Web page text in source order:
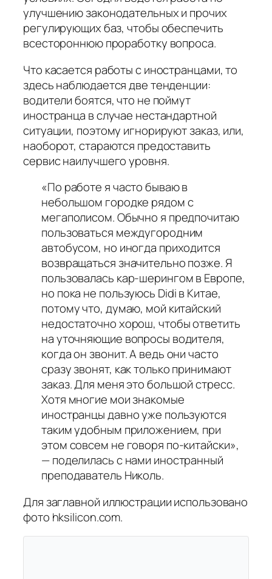
улучшению законодательных и прочих
регулирующих баз, чтобы обеспечить
всестороннюю проработку вопроса.
Что касается работы с иностранцами, то
здесь наблюдается две тенденции:
водители боятся, что не поймут
иностранца в случае нестандартной
ситуации, поэтому игнорируют заказ, или,
наоборот, стараются предоставить
сервис наилучшего уровня.
«По работе я часто бываю в
небольшом городке рядом с
мегаполисом. Обычно я предпочитаю
пользоваться междугородним
автобусом, но иногда приходится
возвращаться значительно позже. Я
пользовалась кар-шерингом в Европе,
но пока не пользуюсь Didi в Китае,
потому что, думаю, мой китайский
недостаточно хорош, чтобы ответить
на уточняющие вопросы водителя,
когда он звонит. А ведь они часто
сразу звонят, как только принимают
заказ. Для меня это большой стресс.
Хотя многие мои знакомые
иностранцы давно уже пользуются
таким удобным приложением, при
этом совсем не говоря по-китайски»,
— поделилась с нами иностранный
преподаватель Николь.
Для заглавной иллюстрации использовано
фото hksilicon.com.